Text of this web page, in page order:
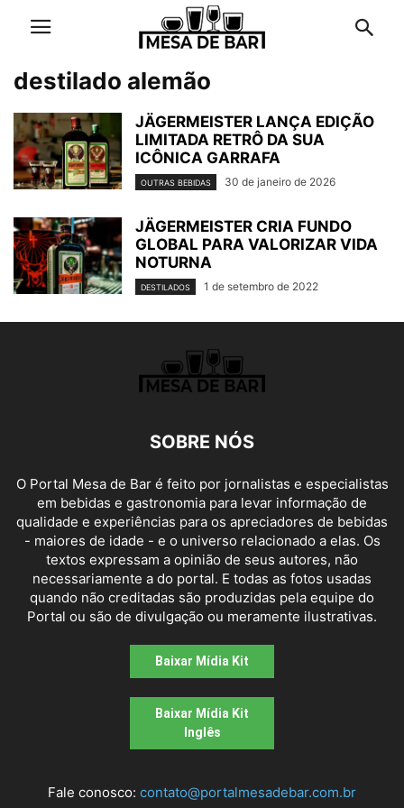
destilado alemão
JÄGERMEISTER LANÇA EDIÇÃO
LIMITADA RETRÔ DA SUA
ICÔNICA GARRAFA
OUTRAS BEBIDAS 30 de janeiro de 2026
JÄGERMEISTER CRIA FUNDO
GLOBAL PARA VALORIZAR VIDA
NOTURNA
DESTILADOS 1 de setembro de 2022
SOBRE NÓS
O Portal Mesa de Bar é feito por jornalistas e especialistas
em bebidas e gastronomia para levar informação de
qualidade e experiências para os apreciadores de bebidas
- maiores de idade - e o universo relacionado a elas. Os
textos expressam a opinião de seus autores, não
necessariamente a do portal. E todas as fotos usadas
quando não creditadas são produzidas pela equipe do
Portal ou são de divulgação ou meramente ilustrativas.
Baixar Mídia Kit
Baixar Mídia Kit
Inglês
Fale conosco: contato@portalmesadebar.com.br